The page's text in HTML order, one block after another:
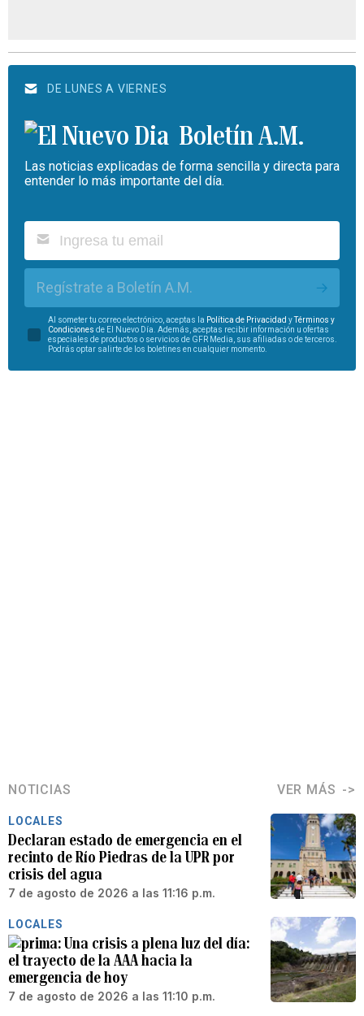
DE LUNES A VIERNES
Boletín A.M.
Las noticias explicadas de forma sencilla y directa para
entender lo más importante del día.
Regístrate a Boletín A.M.
Al someter tu correo electrónico, aceptas la Política de Privacidad yTérminos y
Condiciones de El Nuevo Día. Además, aceptas recibir información u ofertas
especiales de productos o servicios de GFR Media, sus afiliadas o de terceros.
Podrás optar salirte de los boletines en cualquier momento.
NOTICIAS VER MÁS
LOCALES
Declaran estado de emergencia en el
recinto de Río Piedras de la UPR por
crisis del agua
7 de agosto de 2026 a las 11:16 p.m.
LOCALES
Una crisis a plena luz del día:
el trayecto de la AAA hacia la
emergencia de hoy
7 de agosto de 2026 a las 11:10 p.m.